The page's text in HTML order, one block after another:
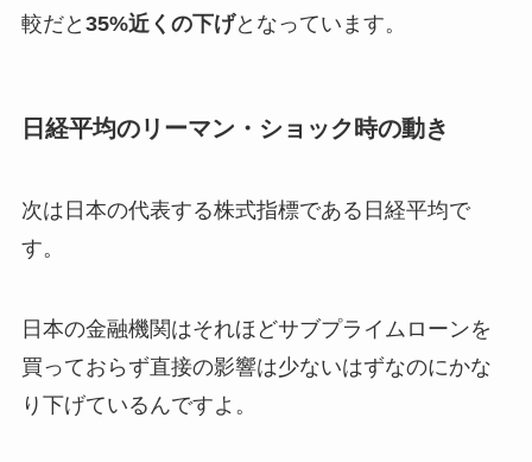
較だと 35%近くの下げとなっています。
日経平均のリーマン・ショック時の動き
次は日本の代表する株式指標である日経平均で
す。
日本の金融機関はそれほどサブプライムローンを
買っておらず直接の影響は少ないはずなのにかな
り下げているんですよ。